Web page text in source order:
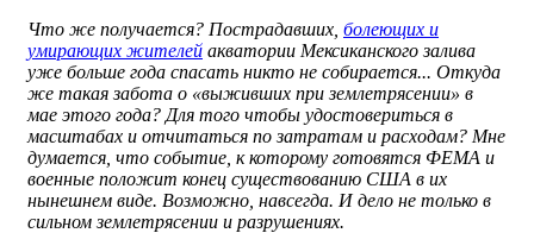
Что же получается? Пострадавших, болеющих и
умирающих жителей акватории Мексиканского залива
уже больше года спасать никто не собирается... Откуда
же такая забота о «выживших при землетрясении» в
мае этого года? Для того чтобы удостовериться в
масштабах и отчитаться по затратам и расходам? Мне
думается, что событие, к которому готовятся ФЕМА и
военные положит конец существованию США в их
нынешнем виде. Возможно, навсегда. И дело не только в
сильном землетрясении и разрушениях.